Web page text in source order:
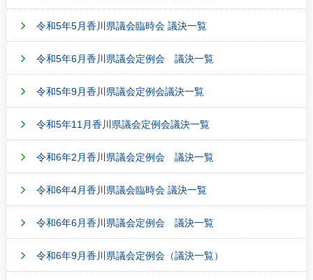
令和5年5月香川県議会臨時会 議決一覧
令和5年6月香川県議会定例会 議決一覧
令和5年9月香川県議会定例会議決一覧
令和5年11月香川県議会定例会議決一覧
令和6年2月香川県議会定例会 議決一覧
令和6年4月香川県議会臨時会 議決一覧
令和6年6月香川県議会定例会 議決一覧
令和6年9月香川県議会定例会（議決一覧）